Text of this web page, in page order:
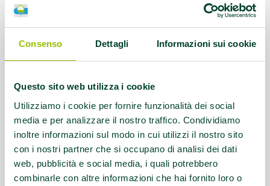
Consenso Dettagli Informazioni sui cookie
Questo sito web utilizza i cookie
Utilizziamo i cookie per fornire funzionalità dei social
media e per analizzare il nostro traffico. Condividiamo
inoltre informazioni sul modo in cui utilizzi il nostro sito
con i nostri partner che si occupano di analisi dei dati
web, pubblicità e social media, i quali potrebbero
combinarle con altre informazioni che hai fornito loro o
Questo contenuto si trova inPane meno sale